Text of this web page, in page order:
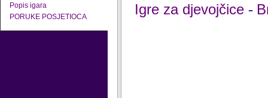
Popis igara
PORUKE POSJETIOCA
Igre za djevojčice -